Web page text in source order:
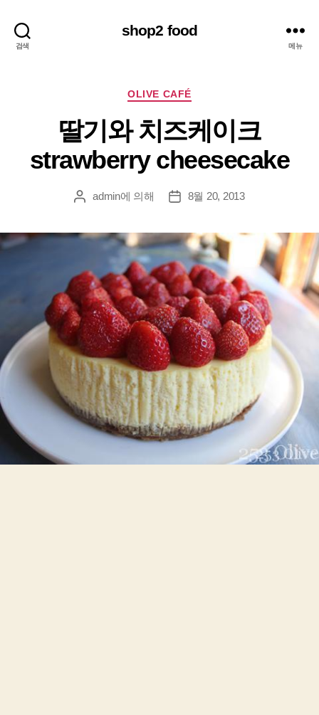
검색
shop2 food
메뉴
카
고
리
OLIVE CAFÉ
딸기와 치즈케이크
strawberry cheesecake
게
자
admin에 의해
게
날
짜
8월 20, 2013